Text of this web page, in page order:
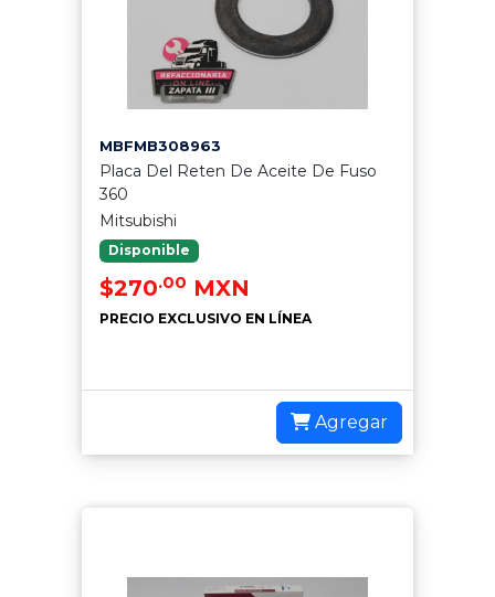
MBFMB308963
Placa Del Reten De Aceite De Fuso
360
Mitsubishi
Disponible
$270.00 MXN
PRECIO EXCLUSIVO EN LÍNEA
Agregar